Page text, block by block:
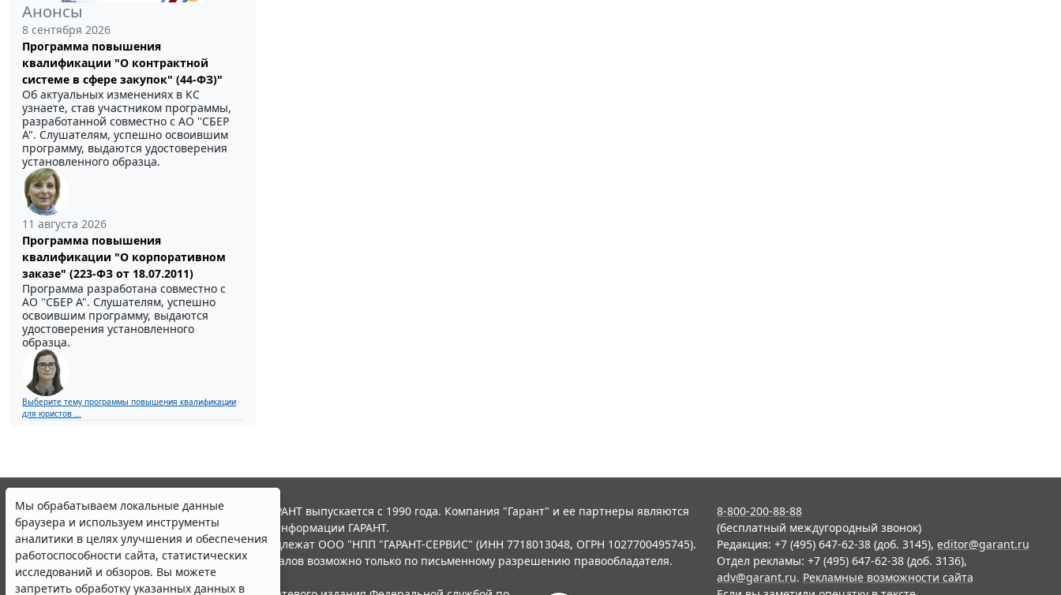
Анонсы
8 сентября 2026
Программа повышения
квалификации "О контрактной
системе в сфере закупок" (44-ФЗ)"
Об актуальных изменениях в КС
узнаете, став участником программы,
разработанной совместно с АО ''СБЕР
А". Слушателям, успешно освоившим
программу, выдаются удостоверения
установленного образца.
11 августа 2026
Программа повышения
квалификации "О корпоративном
заказе" (223-ФЗ от 18.07.2011)
Программа разработана совместно с
АО ''СБЕР А". Слушателям, успешно
освоившим программу, выдаются
удостоверения установленного
образца.
Выберите тему программы повышения квалификации
для юристов ...
Мы обрабатываем локальные данные
браузера и используем инструменты
аналитики в целях улучшения и обеспечения
работоспособности сайта, статистических
исследований и обзоров. Вы можете
запретить обработку указанных данных в
© ООО "НПП "ГАРАНТ-СЕРВИС", 2026. Система ГАРАНТ выпускается с 1990 года. Компания "Гарант" и ее партнеры являются
участниками Российской ассоциации правовой информации ГАРАНТ.
Все права на материалы сайта ГАРАНТ.РУ принадлежат ООО "НПП "ГАРАНТ-СЕРВИС" (ИНН 7718013048, ОГРН 1027700495745).
Полное или частичное воспроизведение материалов возможно только по письменному разрешению правообладателя.
Правила использования портала.
8-800-200-88-88
(бесплатный междугородный звонок)
Редакция: +7 (495) 647-62-38 (доб. 3145), editor@garant.ru
Отдел рекламы: +7 (495) 647-62-38 (доб. 3136),
adv@garant.ru. Рекламные возможности сайта